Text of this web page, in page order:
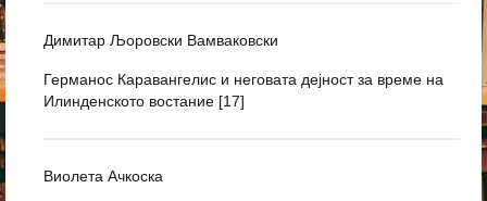
Димитар Љоровски Вамваковски
Германос Каравангелис и неговата дејност за време на
Илинденското востание [17]
Виолета Ачкоска